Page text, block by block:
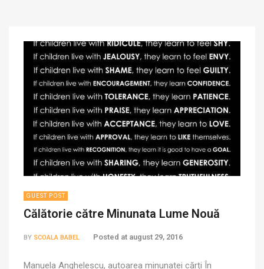
GUEST POST
Călătorie către Minunata Lume Nouă
BY SCOALA BABEL Posted at august 29, 2016
Manuela Anghelescu, autoarea minunatei cărți În